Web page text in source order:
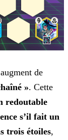
de
». Cette
redoutable
s’il fait un
trois étoiles,